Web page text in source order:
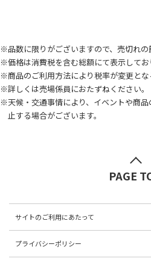
※品数に限りがございますので、売切れの
※価格は消費税を含む総額にて表示してお
※商品のご利用方法により税率が変更とな
※詳しくは売場係員におたずねください。
※天候・交通事情により、イベントや商
止する場合がございます。
PAGE
サイトのご利用にあたって
プライバシーポリシー